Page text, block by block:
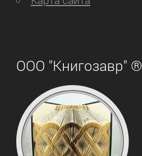
ООО "Книгозавр" ®